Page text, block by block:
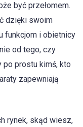
być przełomem.
dzięki swoim
funkcjom i obietnicy
od tego, czy
prostu kimś, kto
zapewniają
rynek, skąd wiesz,